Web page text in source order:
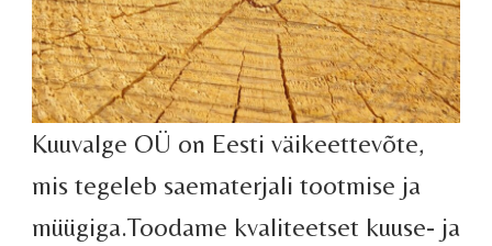
Kuuvalge OÜ on Eesti väikeettevõte,
mis tegeleb saematerjali tootmise ja
müügiga.Toodame kvaliteetset kuuse- ja